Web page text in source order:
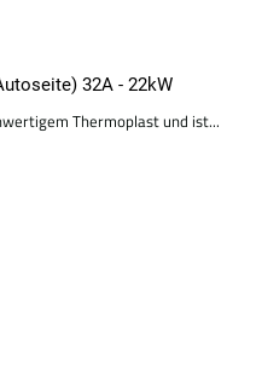
32A - 22kW
Thermoplast und ist...